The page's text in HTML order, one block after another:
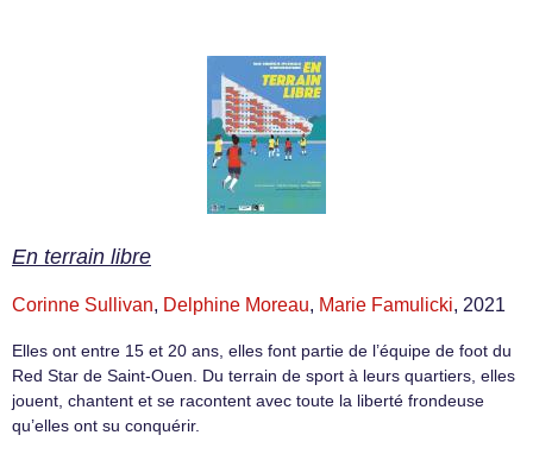
En terrain libre
Corinne Sullivan, Delphine Moreau, Marie Famulicki, 2021
Elles ont entre 15 et 20 ans, elles font partie de l’équipe de foot du
Red Star de Saint-Ouen. Du terrain de sport à leurs quartiers, elles
jouent, chantent et se racontent avec toute la liberté frondeuse
qu’elles ont su conquérir.